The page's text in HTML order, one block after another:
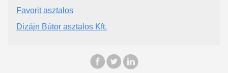
Favorit asztalos
Dizájn Bútor asztalos Kft.